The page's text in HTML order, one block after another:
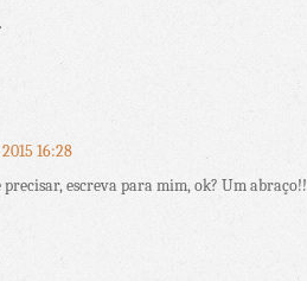
16:28
precisar, escreva para mim, ok? Um abraço!!